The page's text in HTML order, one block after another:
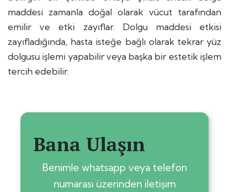
maddesi zamanla doğal olarak vücut tarafından
emilir ve etki zayıflar. Dolgu maddesi etkisi
zayıfladığında, hasta isteğe bağlı olarak tekrar yüz
dolgusu işlemi yapabilir veya başka bir estetik işlem
tercih edebilir.
Bana Ulaşın
Benimle whatsapp veya telefon
numarası üzerinden iletişim